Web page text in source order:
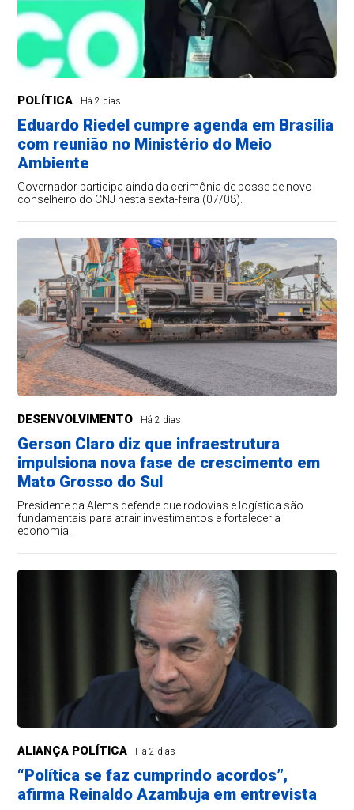
POLÍTICA Há 2 dias
Eduardo Riedel cumpre agenda em Brasília
com reunião no Ministério do Meio
Ambiente
Governador participa ainda da cerimônia de posse de novo
conselheiro do CNJ nesta sexta-feira (07/08).
DESENVOLVIMENTO Há 2 dias
Gerson Claro diz que infraestrutura
impulsiona nova fase de crescimento em
Mato Grosso do Sul
Presidente da Alems defende que rodovias e logística são
fundamentais para atrair investimentos e fortalecer a
economia.
ALIANÇA POLÍTICA Há 2 dias
“Política se faz cumprindo acordos”,
afirma Reinaldo Azambuja em entrevista